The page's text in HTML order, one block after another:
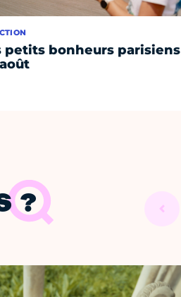
petits bonheurs parisiens
?